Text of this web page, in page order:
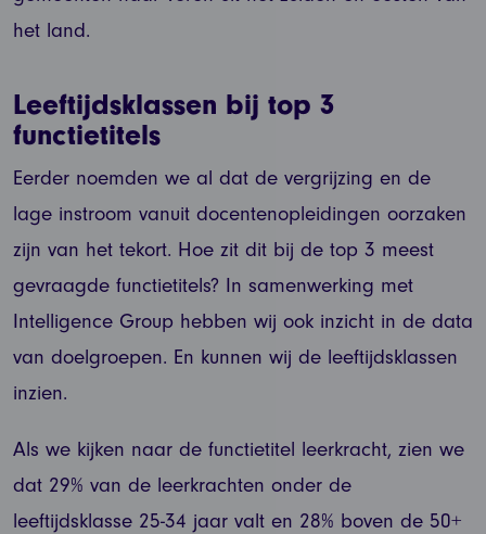
het land.
Leeftijdsklassen bij top 3
functietitels
Eerder noemden we al dat de vergrijzing en de
lage instroom vanuit docentenopleidingen oorzaken
zijn van het tekort. Hoe zit dit bij de top 3 meest
gevraagde functietitels? In samenwerking met
Intelligence Group hebben wij ook inzicht in de data
van doelgroepen. En kunnen wij de leeftijdsklassen
inzien.
Als we kijken naar de functietitel leerkracht, zien we
dat 29% van de leerkrachten onder de
leeftijdsklasse 25-34 jaar valt en 28% boven de 50+